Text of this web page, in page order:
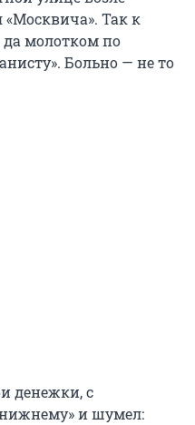
Так к
да молотком по
Больно — не то
денежки, с
и шумел: